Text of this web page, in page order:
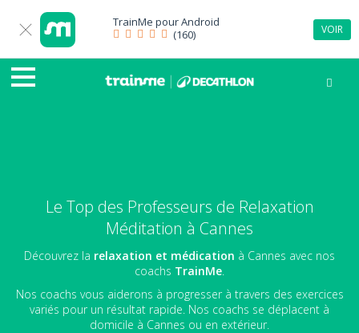
TrainMe pourAndroid
(160)
VOIR
Le Top des Professeurs de Relaxation
Méditation à Cannes
Découvrez la relaxation et médication à Cannes avec nos
coachs TrainMe
Nos coachs vous aiderons à progresser à travers des exercices
variés pour un résultat rapide. Nos coachs se déplacent à
domicile à Cannes ou en extérieur.